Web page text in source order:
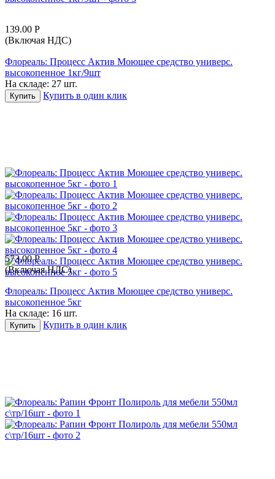
139.00 Р
(Включая НДС)
Флореаль: Процесс Актив Моющее средство универс.
высокопенное 1кг/9шт
На складе: 27 шт.
Купить Купить в один клик
573.00 Р
(Включая НДС)
Флореаль: Процесс Актив Моющее средство универс.
высокопенное 5кг
На складе: 16 шт.
Купить Купить в один клик